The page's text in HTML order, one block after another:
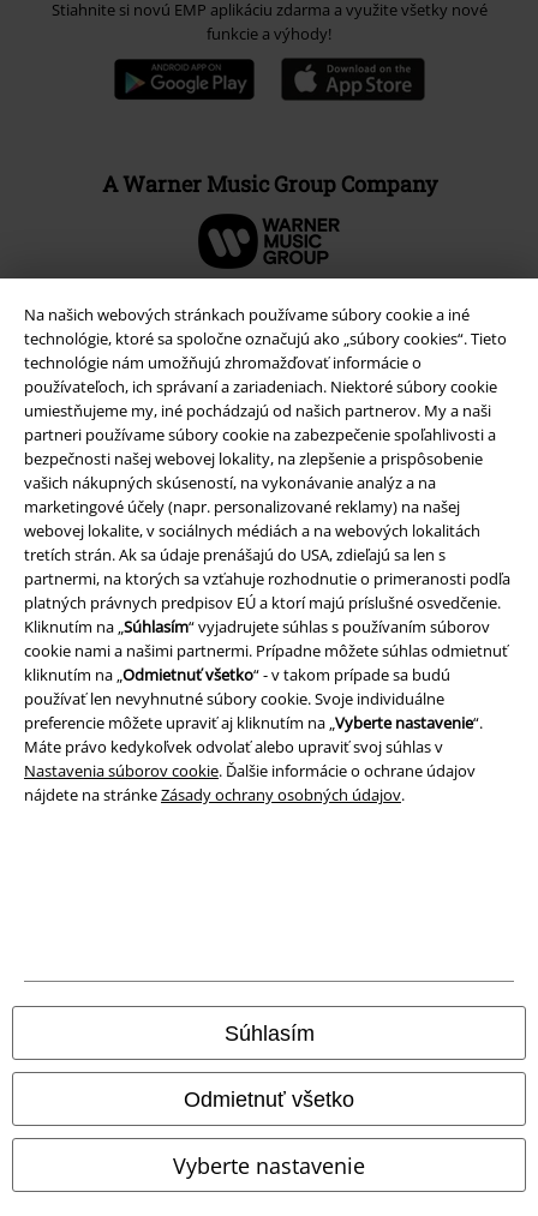
Na našich webových stránkach používame súbory cookie a iné
technológie, ktoré sa spoločne označujú ako „súbory cookies“. Tieto
technológie nám umožňujú zhromažďovať informácie o
používateľoch, ich správaní a zariadeniach. Niektoré súbory cookie
umiestňujeme my, iné pochádzajú od našich partnerov. My a naši
partneri používame súbory cookie na zabezpečenie spoľahlivosti a
bezpečnosti našej webovej lokality, na zlepšenie a prispôsobenie
vašich nákupných skúseností, na vykonávanie analýz a na
marketingové účely (napr. personalizované reklamy) na našej
webovej lokalite, v sociálnych médiách a na webových lokalitách
tretích strán. Ak sa údaje prenášajú do USA, zdieľajú sa len s
partnermi, na ktorých sa vzťahuje rozhodnutie o primeranosti podľa
platných právnych predpisov EÚ a ktorí majú príslušné osvedčenie.
Kliknutím na „Súhlasím“ vyjadrujete súhlas s používaním súborov
cookie nami a našimi partnermi. Prípadne môžete súhlas odmietnuť
kliknutím na „Odmietnuť všetko“ - v takom prípade sa budú
používať len nevyhnutné súbory cookie. Svoje individuálne
preferencie môžete upraviť aj kliknutím na „Vyberte nastavenie“.
Máte právo kedykoľvek odvolať alebo upraviť svoj súhlas v
Nastavenia súborov cookie. Ďalšie informácie o ochrane údajov
nájdete na stránkeZásady ochrany osobných údajov.
Súhlasím
Odmietnuť všetko
Vyberte nastavenie
Stiahnite si novú EMP aplikáciu zdarma a využite všetky nové
funkcie a výhody!
A Warner Music Group Company
Právne informácie
Podmienky
Imprint
Ochrana osobných údajov
Likvidácia odpadu a ochrana životného prostredia
Vyhlásenie o zhode
Všetky ceny sú vrátane DPH, bez poštovného abalného
© 1986-2026 EMP Merchandising
Naše online obchody